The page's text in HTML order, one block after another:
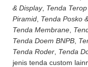
& Display, Tenda
Piramid Tenda Posko
Tenda Membrane
Tenda Doem BNPB
Tenda Roder Tenda
jenis tenda custom